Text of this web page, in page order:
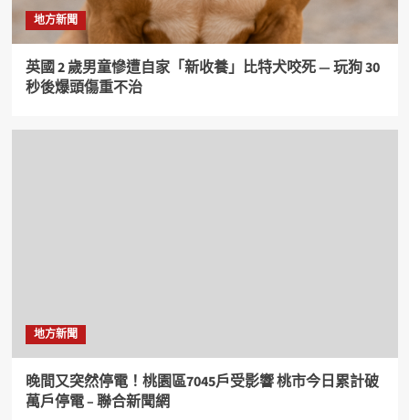
地方新聞
英國 2 歲男童慘遭自家「新收養」比特犬咬死 — 玩狗 30
秒後爆頭傷重不治
地方新聞
晚間又突然停電！桃園區7045戶受影響 桃市今日累計破
萬戶停電 – 聯合新聞網